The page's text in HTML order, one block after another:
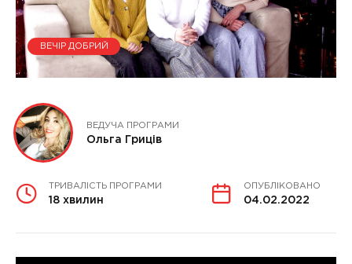
ВЕЧІР ДОБРИЙ
ВЕДУЧА ПРОГРАМИ
Ольга Гриців
ТРИВАЛІСТЬ ПРОГРАМИ
18 хвилин
ОПУБЛІКОВАНО
04.02.2022